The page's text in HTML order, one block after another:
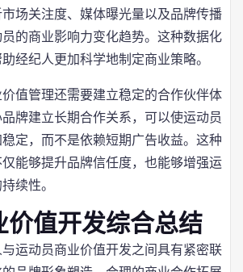
场关注度、媒体曝光量以及品牌传播
的商业影响力变化趋势。这种数据化
经纪人更加科学地制定商业策略。
值管理还需要建立稳定的合作伙伴体
牌建立长期合作关系，可以使运动员
定，而不是依赖短期广告收益。这种
能够提升品牌信任度，也能够增强运
续性。
价值开发综合总结
运动员商业价值开发之间具有紧密联